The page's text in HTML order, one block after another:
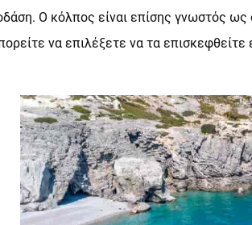
Ο κόλπος είναι επίσης γνωστός
να επιλέξετε να τα